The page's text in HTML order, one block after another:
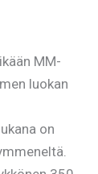
MM-
luokan
on